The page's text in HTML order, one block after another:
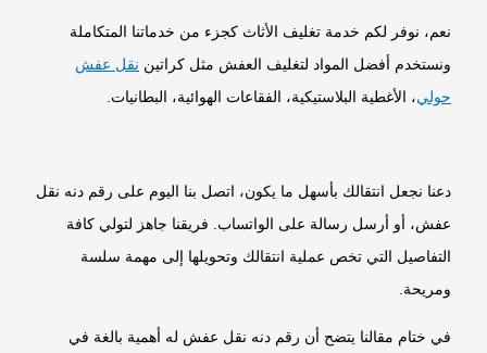
نعم، نوفر لكم خدمة تغليف الأثاث كجزء من خدماتنا المتكاملة
ونستخدم أفضل المواد لتغليف العفش مثل كراتيننقل عفش
حولي، الأغطية البلاستيكية، الفقاعات الهوائية، البطانيات.
دعنا نجعل انتقالك بأسهل ما يكون، اتصل بنا اليوم علىرقم دنه نقل
عفش، أو أرسل رسالة على الواتساب. فريقنا جاهز لتولي كافة
التفاصيل التي تخص عملية انتقالك وتحويلها إلى مهمة سلسة
ومريحة.
في ختام مقالنا يتضح أن رقم دنه نقل عفشله أهمية بالغة في